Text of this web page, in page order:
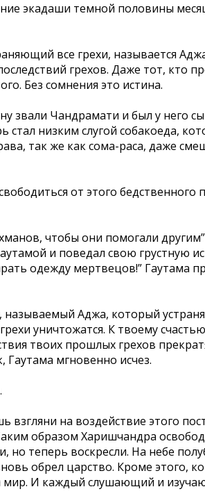
экадаши темной половины
все грехи, называется
грехов. Даже тот, кто
Без сомнения это истина.
звали Чандрамати и был у него
низким слугой собакоеда,
так же как сома-раса, даже
от этого бедственного
чтобы они помогали
и поведал свою грустную
одежду мертвецов!” Гаутама
Аджа, который
уничтожатся. К твоему
твоих прошлых грехов
Гаутама мгновенно исчез.
взгляни на воздействие этого
образом Харишчандра
теперь воскресли. На небе
обрел царство. Кроме этого,
мир. И каждый слушающий и